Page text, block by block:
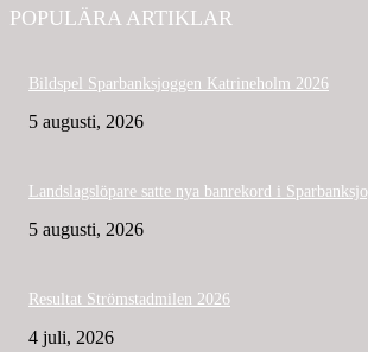
POPULÄRA ARTIKLAR
Bildspel Sparbanksjoggen Katrineholm 2026
5 augusti, 2026
Landslagslöpare satte nya banrekord i
5 augusti, 2026
Resultat Strömstadmilen 2026
4 juli, 2026